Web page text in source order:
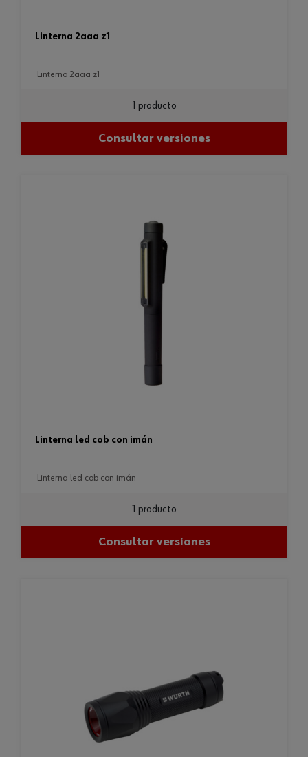
linterna 2aaa z1
linterna 2aaa z1
1 producto
Consultar versiones
linterna led cob con imán
linterna led cob con imán
1 producto
Consultar versiones